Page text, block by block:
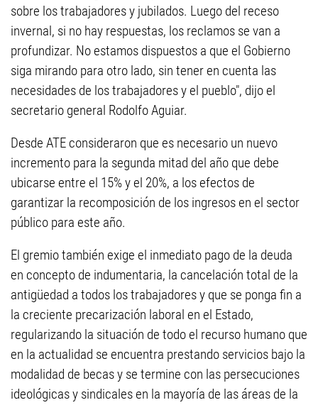
sobre los trabajadores y jubilados. Luego del receso
invernal, si no hay respuestas, los reclamos se van a
profundizar. No estamos dispuestos a que el Gobierno
siga mirando para otro lado, sin tener en cuenta las
necesidades de los trabajadores y el pueblo", dijo el
secretario general Rodolfo Aguiar.
Desde ATE consideraron que es necesario un nuevo
incremento para la segunda mitad del año que debe
ubicarse entre el 15% y el 20%, a los efectos de
garantizar la recomposición de los ingresos en el sector
público para este año.
El gremio también exige el inmediato pago de la deuda
en concepto de indumentaria, la cancelación total de la
antigüedad a todos los trabajadores y que se ponga fin a
la creciente precarización laboral en el Estado,
regularizando la situación de todo el recurso humano que
en la actualidad se encuentra prestando servicios bajo la
modalidad de becas y se termine con las persecuciones
ideológicas y sindicales en la mayoría de las áreas de la